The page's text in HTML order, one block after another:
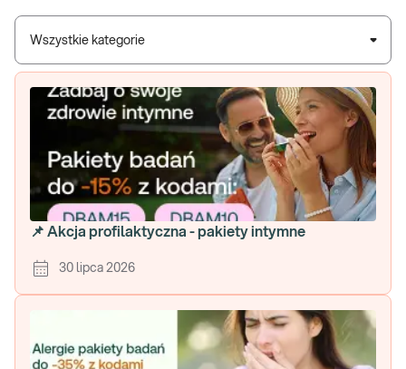
Wszystkie kategorie
📌 Akcja profilaktyczna - pakiety intymne
30 lipca 2026